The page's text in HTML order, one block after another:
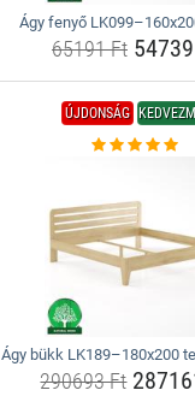
Ágy fenyő
65191 Ft
ÚJDONSÁG
Ágy bükk LK189–180x200
290693 Ft